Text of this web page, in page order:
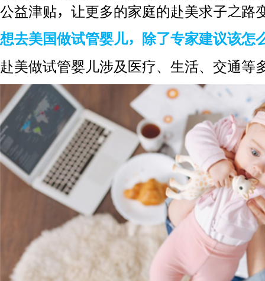
公益津贴，让更多的家庭的赴美求子之路
想去美国做试管婴儿，除了专家建议该怎
赴美做试管婴儿涉及医疗、生活、交通等